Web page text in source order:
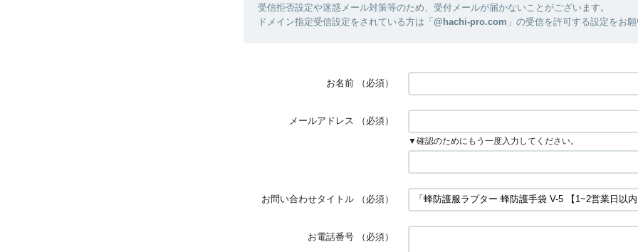
受信拒否設定や迷惑メール対策等のため、受付メールが届かないことがございます。
ドメイン指定受信設定をされている方は「 @hachi-pro.com 」の受信を許可する設定をお願
お名前 （必須）
メールアドレス （必須）
▼確認のためにもう一度入力してください。
お問い合わせタイトル （必須）
お電話番号 （必須）